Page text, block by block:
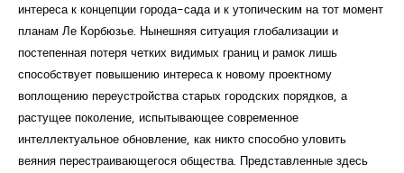
интереса к концепции города-сада и к утопическим на тот момент
планам Ле Корбюзье. Нынешняя ситуация глобализации и
постепенная потеря четких видимых границ и рамок лишь
способствует повышению интереса к новому проектному
воплощению переустройства старых городских порядков, а
растущее поколение, испытывающее современное
интеллектуальное обновление, как никто способно уловить
веяния перестраивающегося общества. Представленные здесь